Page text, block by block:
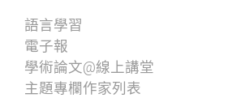
語言學習
電子報
學術論文@線上講堂
主題專欄作家列表